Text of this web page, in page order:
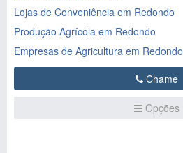
Lojas de Conveniência em Redondo
Produção Agrícola em Redondo
Empresas de Agricultura em Redondo
Chame
Opções